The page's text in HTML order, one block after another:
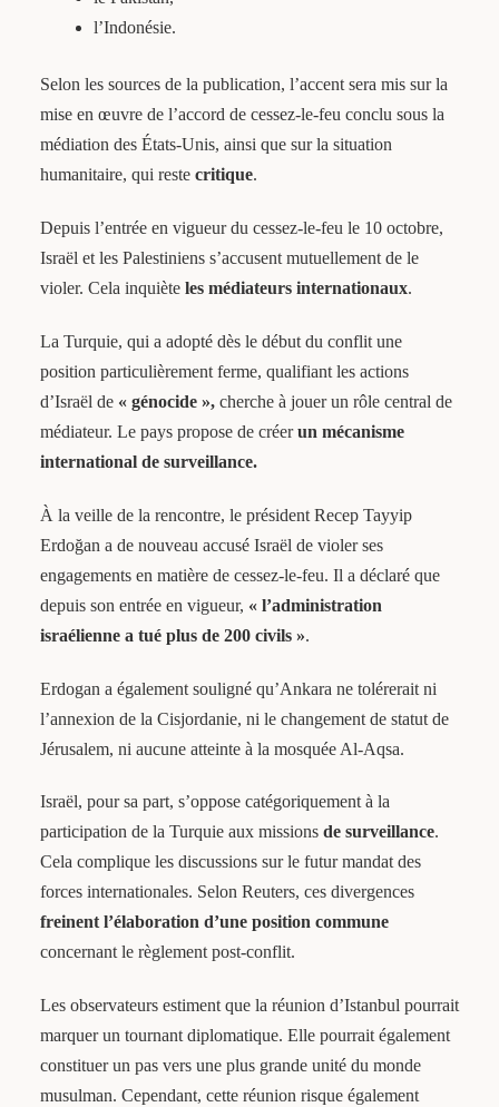
l’Indonésie.
Selon les sources de la publication, l’accent sera mis sur la
mise en œuvre de l’accord de cessez-le-feu conclu sous la
médiation des États-Unis, ainsi que sur la situation
humanitaire, qui reste critique.
Depuis l’entrée en vigueur du cessez-le-feu le 10 octobre,
Israël et les Palestiniens s’accusent mutuellement de le
violer. Cela inquièteles médiateurs internationaux.
La Turquie, qui a adopté dès le début du conflit une
position particulièrement ferme, qualifiant les actions
d’Israël de « génocide »,cherche à jouer un rôle central de
médiateur. Le pays propose de créerun mécanisme
international de surveillance.
À la veille de la rencontre, le président Recep Tayyip
Erdoğan a de nouveau accusé Israël de violer ses
engagements en matière de cessez-le-feu. Il a déclaré que
depuis son entrée en vigueur, « l’administration
israélienne a tué plus de 200 civils ».
Erdogan a également souligné qu’Ankara ne tolérerait ni
l’annexion de la Cisjordanie, ni le changement de statut de
Jérusalem, ni aucune atteinte à la mosquée Al-Aqsa.
Israël, pour sa part, s’oppose catégoriquement à la
participation de la Turquie aux missions de surveillance.
Cela complique les discussions sur le futur mandat des
forces internationales. Selon Reuters, ces divergences
freinent l’élaboration d’une position commune
concernant le règlement post-conflit.
Les observateurs estiment que la réunion d’Istanbul pourrait
marquer un tournant diplomatique. Elle pourrait également
constituer un pas vers une plus grande unité du monde
musulman. Cependant, cette réunion risque également